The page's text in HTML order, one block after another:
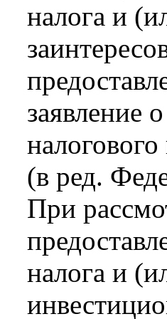
налога и
заявление
налогового
(в ред.
При
налога и